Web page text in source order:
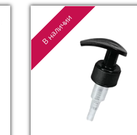
В наличии